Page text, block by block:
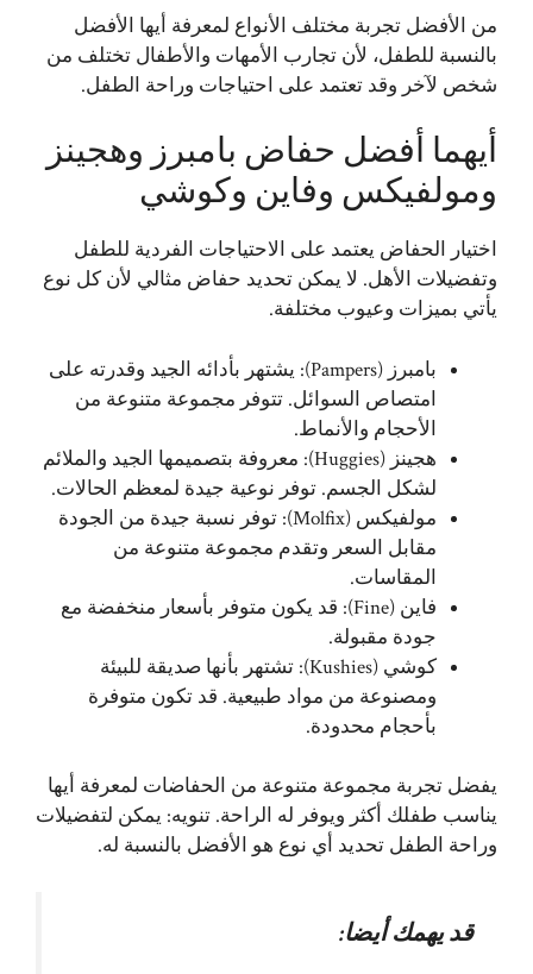
من الأفضل تجربة مختلف الأنواع لمعرفة أيها الأفضل
بالنسبة للطفل، لأن تجارب الأمهات والأطفال تختلف من
شخص لآخر وقد تعتمد على احتياجات وراحة الطفل.
أيهما أفضل حفاض بامبرز وهجينز
ومولفيكس وفاين وكوشي
اختيار الحفاض يعتمد على الاحتياجات الفردية للطفل
وتفضيلات الأهل. لا يمكن تحديد حفاض مثالي لأن كل نوع
يأتي بميزات وعيوب مختلفة.
بامبرز (Pampers): يشتهر بأدائه الجيد وقدرته على
امتصاص السوائل. تتوفر مجموعة متنوعة من
الأحجام والأنماط.
هجينز (Huggies): معروفة بتصميمها الجيد والملائم
لشكل الجسم. توفر نوعية جيدة لمعظم الحالات.
مولفيكس (Molfix): توفر نسبة جيدة من الجودة
مقابل السعر وتقدم مجموعة متنوعة من
المقاسات.
فاين (Fine): قد يكون متوفر بأسعار منخفضة مع
جودة مقبولة.
كوشي (Kushies): تشتهر بأنها صديقة للبيئة
ومصنوعة من مواد طبيعية. قد تكون متوفرة
بأحجام محدودة.
يفضل تجربة مجموعة متنوعة من الحفاضات لمعرفة أيها
يناسب طفلك أكثر ويوفر له الراحة. تنويه: يمكن لتفضيلات
وراحة الطفل تحديد أي نوع هو الأفضل بالنسبة له.
قد يهمك أيضا: